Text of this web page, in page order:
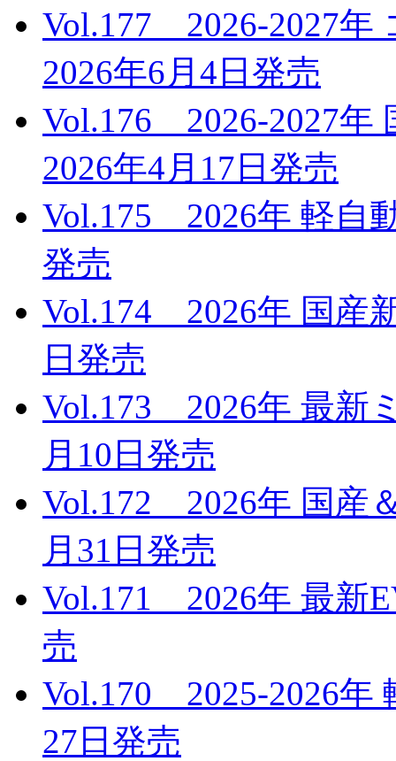
Vol.177 2026-2027
2026年6月4日発売
Vol.176 2026-2027
2026年4月17日発売
Vol.175 2026年 軽自
発売
Vol.174 2026年 国産
日発売
Vol.173 2026年 最新
月10日発売
Vol.172 2026年 国産
月31日発売
Vol.171 2026年 最新
売
Vol.170 2025-2026年
27日発売